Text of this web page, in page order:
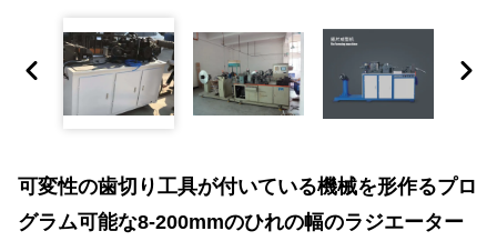
可変性の歯切り工具が付いている機械を形作るプロ
グラム可能な8-200mmのひれの幅のラジエーター